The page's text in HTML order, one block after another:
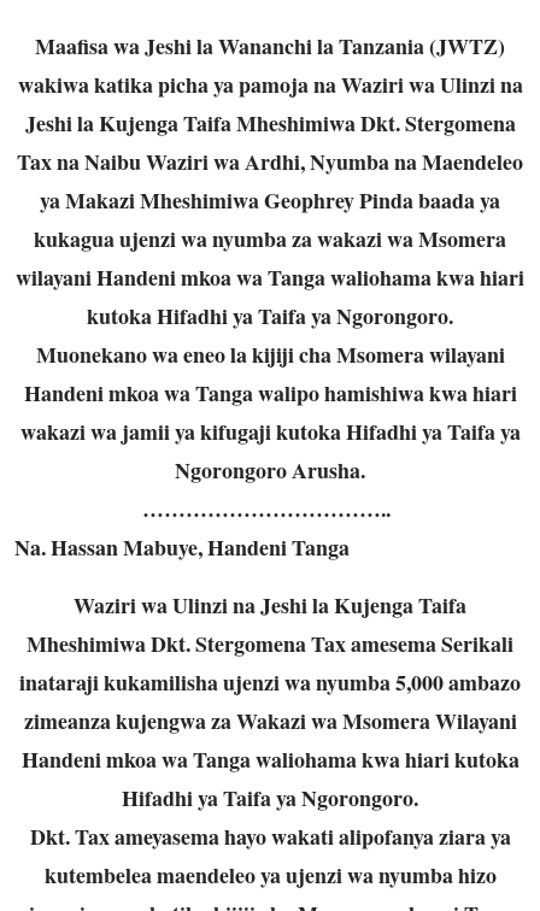
Maafisa wa Jeshi la Wananchi la Tanzania (JWTZ)
wakiwa katika picha ya pamoja na Waziri wa Ulinzi na
Jeshi la Kujenga Taifa Mheshimiwa Dkt. Stergomena
Tax na Naibu Waziri wa Ardhi, Nyumba na Maendeleo
ya Makazi Mheshimiwa Geophrey Pinda baada ya
kukagua ujenzi wa nyumba za wakazi wa Msomera
wilayani Handeni mkoa wa Tanga waliohama kwa hiari
kutoka Hifadhi ya Taifa ya Ngorongoro.
Muonekano wa eneo la kijiji cha Msomera wilayani
Handeni mkoa wa Tanga walipo hamishiwa kwa hiari
wakazi wa jamii ya kifugaji kutoka Hifadhi ya Taifa ya
Ngorongoro Arusha.
……………………………..
Na. Hassan Mabuye, Handeni Tanga
Waziri wa Ulinzi na Jeshi la Kujenga Taifa
Mheshimiwa Dkt. Stergomena Tax amesema Serikali
inataraji kukamilisha ujenzi wa nyumba 5,000 ambazo
zimeanza kujengwa za Wakazi wa Msomera Wilayani
Handeni mkoa wa Tanga waliohama kwa hiari kutoka
Hifadhi ya Taifa ya Ngorongoro.
Dkt. Tax ameyasema hayo wakati alipofanya ziara ya
kutembelea maendeleo ya ujenzi wa nyumba hizo